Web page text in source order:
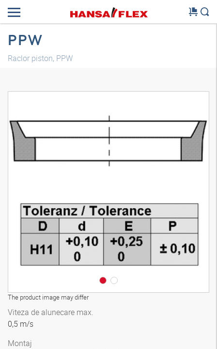
PPW
Raclor piston, PPW
The product image may differ
Viteza de alunecare max.
0,5 m/s
Montaj